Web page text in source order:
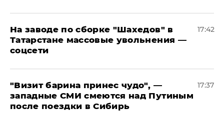
На заводе по сборке "Шахедов" в
Татарстане массовые увольнения —
соцсети
17:42
"Визит барина принес чудо", —
западные СМИ смеются над Путиным
после поездки в Сибирь
17:37